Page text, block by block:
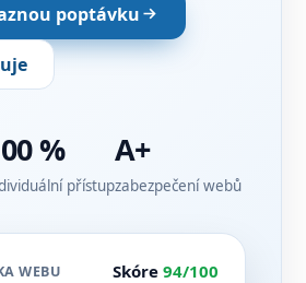
poptávku
%
přístup
A+
zabezpečení webů
WEBU Skóre 94/100